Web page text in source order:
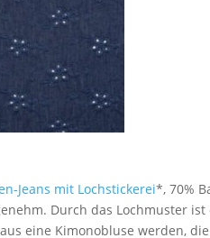
Jeans mit Lochstickerei*, 70%
Durch das Lochmuster
eine Kimonobluse werden,